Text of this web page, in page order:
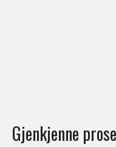
Gjenkjenne